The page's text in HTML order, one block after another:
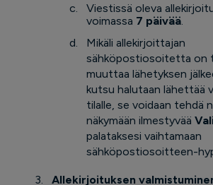
Viestissä oleva
voimassa 7 päivää.
Mikäli allekirjoittajan
sähköpostiosoitetta on
muuttaa lähetyksen
kutsu halutaan lähettää
tilalle, se voidaan tehdä
näkymään ilmestyvää
palataksesi vaihtamaan
sähköpostiosoitteen-
Allekirjoituksen